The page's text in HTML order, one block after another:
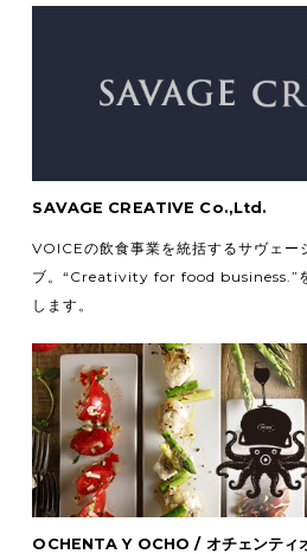
SAVAGE CREATIVE Co.,Ltd.
VOICEの飲食事業を統括するサヴェー
ブ。“Creativity for food business.”
します。
OCHENTA Y OCHO / オチェンティ